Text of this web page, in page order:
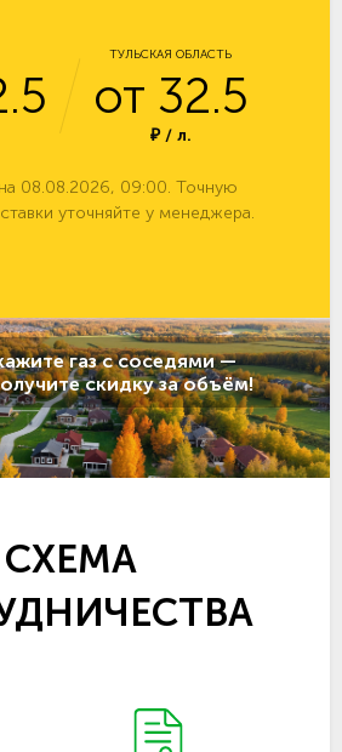
ТУЛЬСКАЯ ОБЛАСТЬ
от 32.5
₽ / л.
08.08.2026, 09:00. Точную
уточняйте у менеджера.
газ с соседями —
скидку за объём!
СХЕМА